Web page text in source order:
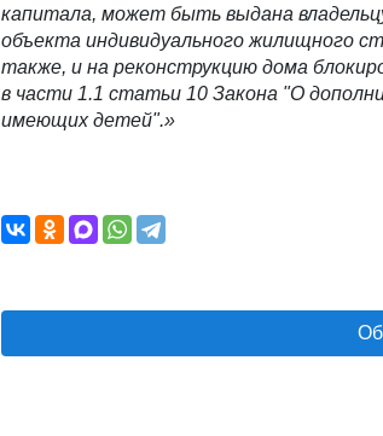
капитала, может быть выдана
объекта индивидуального жилищного
также, и на реконструкцию дома
в части 1.1 статьи 10 Закона "О
имеющих детей".»